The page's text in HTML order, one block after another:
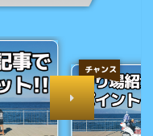
チャンス